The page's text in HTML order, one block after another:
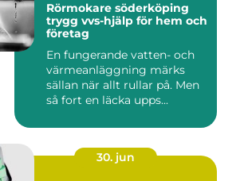
Rörmokare söderköping
trygg vvs-hjälp för hem och
företag
En fungerande vatten- och
värmeanläggning märks
sällan när allt rullar på. Men
så fort en läcka upps...
30. jun